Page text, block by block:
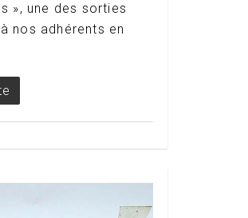
», une des sorties
nos adhérents en